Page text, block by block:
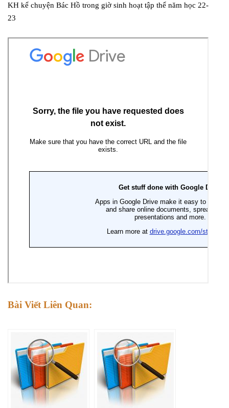
KH kể chuyện Bác Hồ trong giờ sinh hoạt tập thể năm học 22-
23
Bài Viết Liên Quan: